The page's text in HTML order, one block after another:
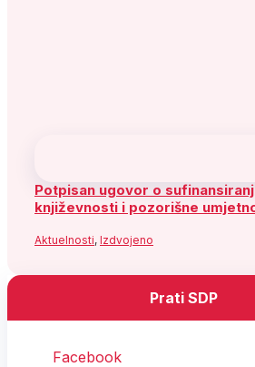
Potpisan ugovor o
književnosti i pozorišne
Aktuelnosti, Izdvojeno
Prati SDP
Facebook